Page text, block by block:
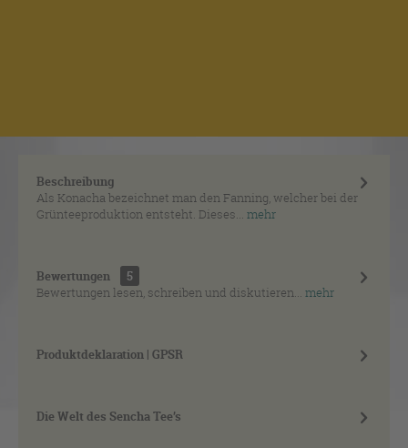
Beschreibung
Als Konacha bezeichnet man den Fanning, welcher bei der
Grünteeproduktion entsteht. Dieses... mehr
Bewertungen
5
Bewertungen lesen, schreiben und diskutieren... mehr
Produktdeklaration | GPSR
Die Welt des Sencha Tee’s